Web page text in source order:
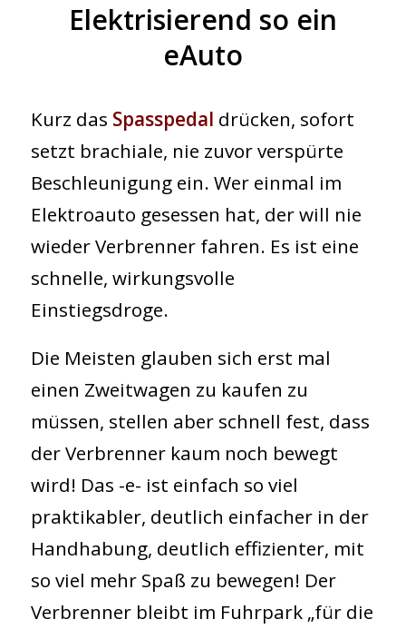
Elektrisierend so ein
eAuto
Kurz das Spasspedal drücken, sofort
setzt brachiale, nie zuvor verspürte
Beschleunigung ein. Wer einmal im
Elektroauto gesessen hat, der will nie
wieder Verbrenner fahren. Es ist eine
schnelle, wirkungsvolle
Einstiegsdroge.
Die Meisten glauben sich erst mal
einen Zweitwagen zu kaufen zu
müssen, stellen aber schnell fest, dass
der Verbrenner kaum noch bewegt
wird! Das -e- ist einfach so viel
praktikabler, deutlich einfacher in der
Handhabung, deutlich effizienter, mit
so viel mehr Spaß zu bewegen! Der
Verbrenner bleibt im Fuhrpark „für die